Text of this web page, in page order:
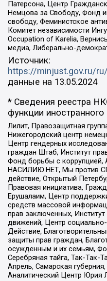
Патерсона, Центр
Немцова за Свободу, Фонд
свободу, Феминистское
Комитет независимости
Occupation of Karelia,
медиа, Либерально-
Источник:
https://minjust.gov.ru/
данные на 13.05.2024
* Сведения реестра
функции иностранного
Лилит, Правозащитная
Нижегородский центр
Центр гендерных
граждан Штаб, Институт
Фонд борьбы с коррупцией,
НАСИЛИЮ.НЕТ, Мы против
действие, Открытый
Правовая инициатива,
Ерушалаим, Центр
средств массовой
прав заключенных,
движений, Центр
Действие,
защиты прав граждан,
осужденным и их семьям,
Серебряная тайга, Так-Так-
Апрель, Самарская
Аналитический Центр Юрия